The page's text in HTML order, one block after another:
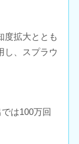
度拡大ととも
し、スプラウ
は100万回